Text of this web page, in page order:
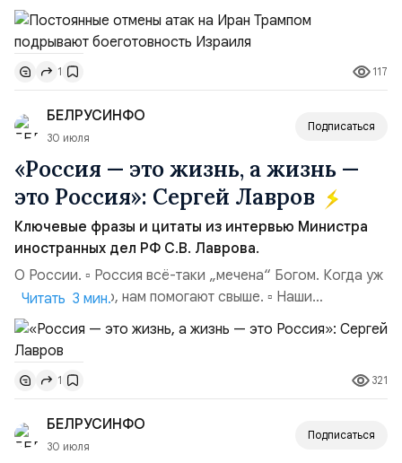
отменяют её в последний момент без каких-либо
объяснений.По данным этого СМИ, тысячи
военнослужащих армии Израиля неделями готовились
к возможной эскалации региональной напряжённости с
Ираном. Напомним:Реакция официального
представителя МИД Ира...
1 117
БЕЛРУСИНФО
30 июля
Подписаться
«Россия — это жизнь, а жизнь —
это Россия»: Сергей Лавров
Ключевые фразы и цитаты из интервью Министра
иностранных дел РФ С.В. Лаврова.
О России. ▫️ Россия всё-таки „мечена“ Богом. Когда уж
совсем тяжело, нам помогают свыше. ▫️ Наши
национальные интересы на внешней арене — в том,
чтобы мы были самостоятельной державой,
самостоятельной цивилизацией. Чтобы наши границы
были надёжно обеспечены. ▫️ Россия не сердится,
Россия сосредотачивается (цитата А. М. Горчакова...
Читать 3 мин.
1 321
БЕЛРУСИНФО
30 июля
Подписаться